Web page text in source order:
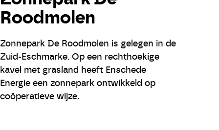
Roodmolen
Zonnepark De Roodmolen is gelegen in de
Zuid-Eschmarke. Op een rechthoekige
kavel met grasland heeft Enschede
Energie een zonnepark ontwikkeld op
coöperatieve wijze.